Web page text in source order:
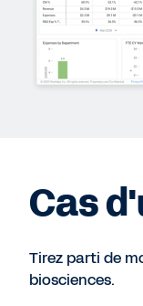
Cas
Tirez parti de
biosciences.